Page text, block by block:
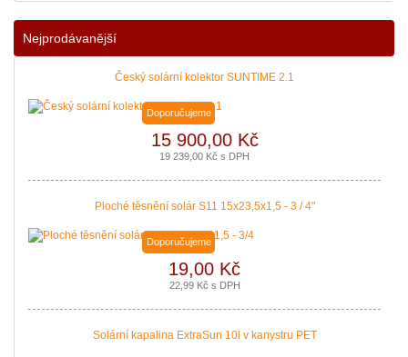
Nejprodávanější
Český solární kolektor SUNTIME 2.1
Doporučujeme
15 900,00 Kč
19 239,00 Kč s DPH
Ploché těsnění solár S11 15x23,5x1,5 - 3 / 4"
Doporučujeme
19,00 Kč
22,99 Kč s DPH
Solární kapalina ExtraSun 10l v kanystru PET